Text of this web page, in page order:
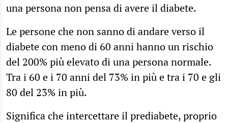
una persona non pensa di avere il diabete.
Le persone che non sanno di andare verso il
diabete con meno di 60 anni hanno un rischio
del 200% più elevato di una persona normale.
Tra i 60 e i 70 anni del 73% in più e tra i 70 e gli
80 del 23% in più.
Significa che intercettare il prediabete, proprio